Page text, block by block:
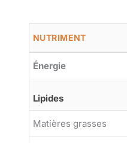
NUTRIMENT
Énergie
Lipides
Matières grasses